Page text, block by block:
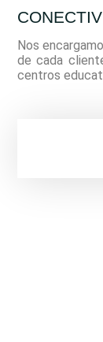
Nos
de cada
centros